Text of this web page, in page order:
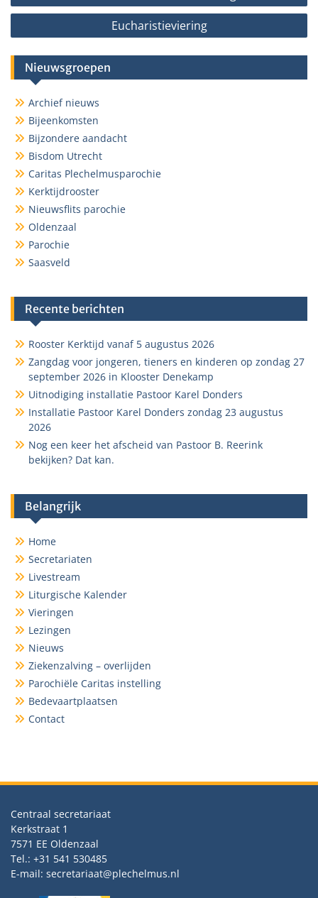
navigatie
Eucharistieviering
Nieuwsgroepen
Archief nieuws
Bijeenkomsten
Bijzondere aandacht
Bisdom Utrecht
Caritas Plechelmusparochie
Kerktijdrooster
Nieuwsflits parochie
Oldenzaal
Parochie
Saasveld
Recente berichten
Rooster Kerktijd vanaf 5 augustus 2026
Zangdag voor jongeren, tieners en kinderen op zondag 27
september 2026 in Klooster Denekamp
Uitnodiging installatie Pastoor Karel Donders
Installatie Pastoor Karel Donders zondag 23 augustus
2026
Nog een keer het afscheid van Pastoor B. Reerink
bekijken? Dat kan.
Belangrijk
Home
Secretariaten
Livestream
Liturgische Kalender
Vieringen
Lezingen
Nieuws
Ziekenzalving – overlijden
Parochiële Caritas instelling
Bedevaartplaatsen
Contact
Centraal secretariaat
Kerkstraat 1
7571 EE Oldenzaal
Tel.: +31 541 530485
E-mail: secretariaat@plechelmus.nl